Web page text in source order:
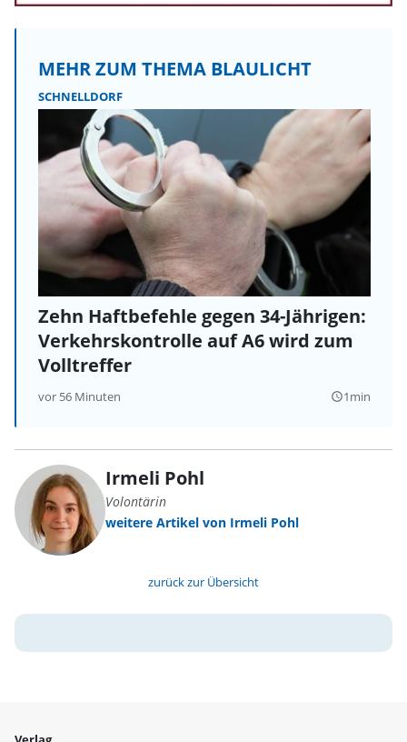
MEHR ZUM THEMA BLAULICHT
SCHNELLDORF
Zehn Haftbefehle gegen 34-Jährigen:
Verkehrskontrolle auf A6 wird zum
Volltreffer
vor 56 Minuten query_builder1min
Irmeli Pohl
Volontärin
weitere Artikel von Irmeli Pohl
zurück zur Übersicht